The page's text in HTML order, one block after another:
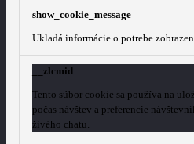
show_cookie_message
Ukladá informácie o potrebe
__zlcmid
Tento súbor cookie sa používa na
počas návštev a preferencie
živého chatu.